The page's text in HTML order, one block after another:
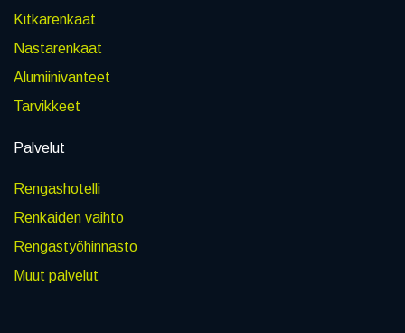
Kitkarenkaat
Nastarenkaat
Alumiinivanteet
Tarvikkeet
Palvelut
Rengashotelli
Renkaiden vaihto
Rengastyöhinnasto
Muut palvelut